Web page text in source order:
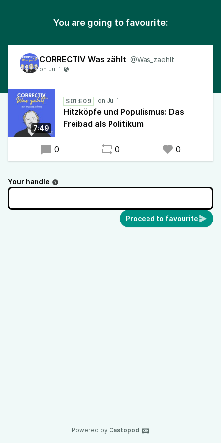
You are going to favourite:
CORRECTIV Was zählt @Was_zaehlt
7:49
S01:E09
Hitzköpfe und Populismus: Das
Freibad als Politikum
0 0 0
Your handle
Proceed to favourite
Powered by Castopod